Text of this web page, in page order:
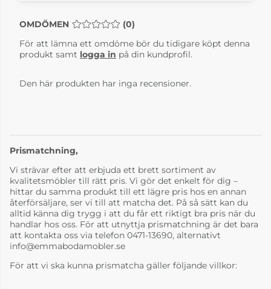
OMDÖMEN MEDELBETYG 0 AV 5 ANTAL BETYG 0
(0)
För att lämna ett omdöme bör du tidigare köpt denna
produkt samt logga in på din kundprofil.
Den här produkten har inga recensioner.
Prismatchning,
Vi strävar efter att erbjuda ett brett sortiment av
kvalitetsmöbler till rätt pris. Vi gör det enkelt för dig –
hittar du samma produkt till ett lägre pris hos en annan
återförsäljare, ser vi till att matcha det. På så sätt kan du
alltid känna dig trygg i att du får ett riktigt bra pris när du
handlar hos oss. För att utnyttja prismatchning är det bara
att kontakta oss via telefon 0471-13690, alternativt
info@emmabodamobler.se
För att vi ska kunna prismatcha gäller följande villkor: